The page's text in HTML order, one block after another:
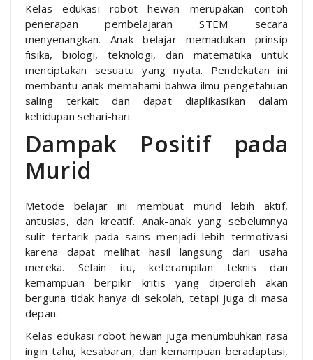
Kelas edukasi robot hewan merupakan contoh
penerapan pembelajaran STEM secara
menyenangkan. Anak belajar memadukan prinsip
fisika, biologi, teknologi, dan matematika untuk
menciptakan sesuatu yang nyata. Pendekatan ini
membantu anak memahami bahwa ilmu pengetahuan
saling terkait dan dapat diaplikasikan dalam
kehidupan sehari-hari.
Dampak Positif pada
Murid
Metode belajar ini membuat murid lebih aktif,
antusias, dan kreatif. Anak-anak yang sebelumnya
sulit tertarik pada sains menjadi lebih termotivasi
karena dapat melihat hasil langsung dari usaha
mereka. Selain itu, keterampilan teknis dan
kemampuan berpikir kritis yang diperoleh akan
berguna tidak hanya di sekolah, tetapi juga di masa
depan.
Kelas edukasi robot hewan juga menumbuhkan rasa
ingin tahu, kesabaran, dan kemampuan beradaptasi,